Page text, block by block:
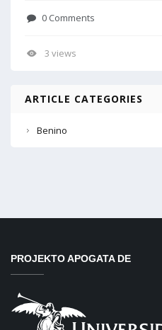
0 Comments
3 views
ARTICLE CATEGORIES
Benino
PROJEKTO APOGATA DE